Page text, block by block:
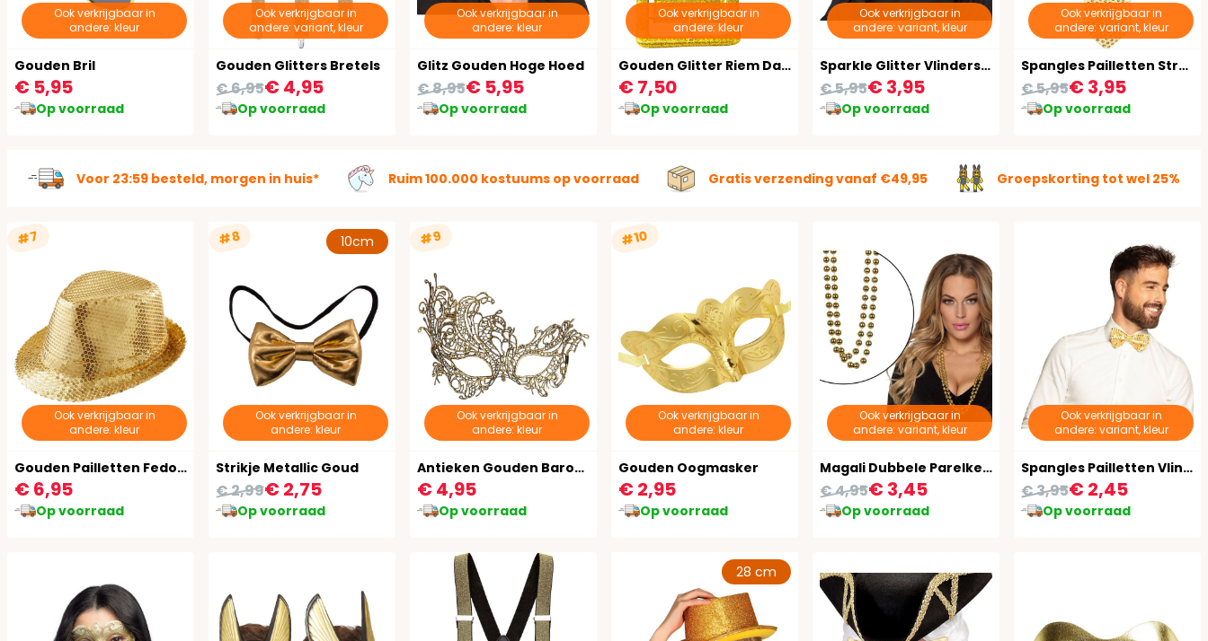
Ook verkrijgbaar in
andere: kleur
Gouden Bril
€ 5,95
Op voorraad
Ook verkrijgbaar in
andere: variant, kleur
Gouden Glitters Bretels
€ 4,95
€ 6,95
Op voorraad
Ook verkrijgbaar in
andere: kleur
Glitz Gouden Hoge Hoed
€ 5,95
€ 8,95
Op voorraad
Ook verkrijgbaar in
andere: kleur
Gouden Glitter Riem Dames
€ 7,50
Op voorraad
Ook verkrijgbaar in
andere: variant, kleur
Sparkle Glitter Vlinderstrik Goud
€ 3,95
€ 5,95
Op voorraad
Ook verkrijgbaar in
andere: variant, kleur
Spangles Pailletten Stropdas Goud
€ 3,95
€ 5,95
Op voorraad
Voor 23:59 besteld, morgen in huis* Ruim 100.000 kostuums op voorraad Gratis verzending vanaf €49,95 Groepskorting tot wel 25%
#7
Ook verkrijgbaar in
andere: kleur
Gouden Pailletten Fedora
€ 6,95
Op voorraad
#8
Ook verkrijgbaar in
andere: kleur
10cm
Strikje Metallic Goud
€ 2,75
€ 2,99
Op voorraad
#9
Ook verkrijgbaar in
andere: kleur
Antieken Gouden Barok Oogmasker
€ 4,95
Op voorraad
#10
Ook verkrijgbaar in
andere: kleur
Gouden Oogmasker
€ 2,95
Op voorraad
Ook verkrijgbaar in
andere: variant, kleur
Magali Dubbele Parelketting Goud
€ 3,45
€ 4,95
Op voorraad
Ook verkrijgbaar in
andere: variant, kleur
Spangles Pailletten Vlinderstrik Goud
€ 2,45
€ 3,95
Op voorraad
28 cm